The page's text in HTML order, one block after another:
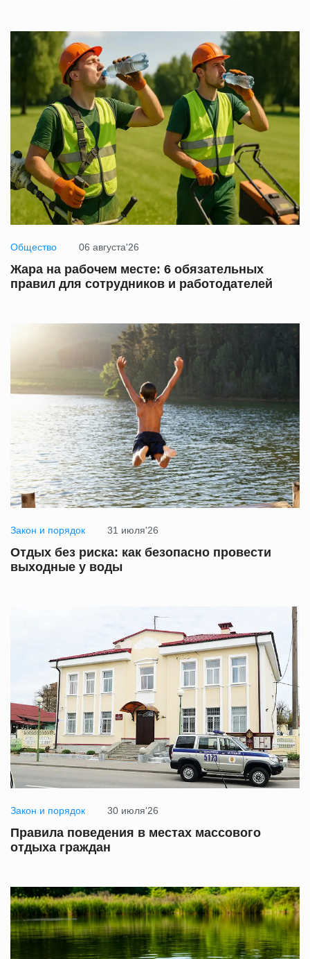
Общество 06 августа'26
Жара на рабочем месте: 6 обязательных
правил для сотрудников и работодателей
Закон и порядок 31 июля'26
Отдых без риска: как безопасно провести
выходные у воды
Закон и порядок 30 июля'26
Правила поведения в местах массового
отдыха граждан